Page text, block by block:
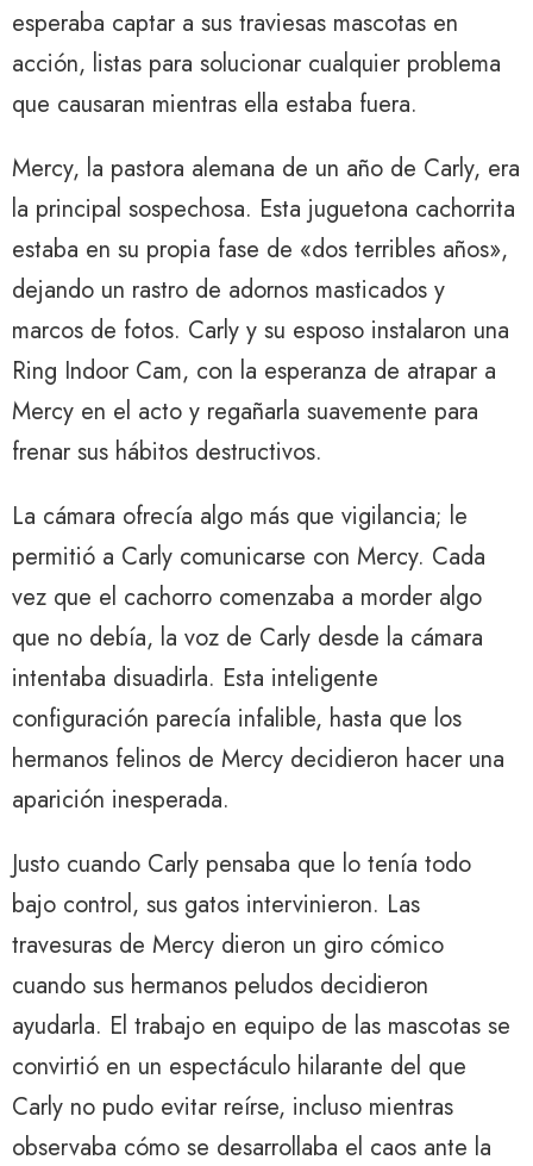
esperaba captar a sus traviesas mascotas en
acción, listas para solucionar cualquier problema
que causaran mientras ella estaba fuera.
Mercy, la pastora alemana de un año de Carly, era
la principal sospechosa. Esta juguetona cachorrita
estaba en su propia fase de «dos terribles años»,
dejando un rastro de adornos masticados y
marcos de fotos. Carly y su esposo instalaron una
Ring Indoor Cam, con la esperanza de atrapar a
Mercy en el acto y regañarla suavemente para
frenar sus hábitos destructivos.
La cámara ofrecía algo más que vigilancia; le
permitió a Carly comunicarse con Mercy. Cada
vez que el cachorro comenzaba a morder algo
que no debía, la voz de Carly desde la cámara
intentaba disuadirla. Esta inteligente
configuración parecía infalible, hasta que los
hermanos felinos de Mercy decidieron hacer una
aparición inesperada.
Justo cuando Carly pensaba que lo tenía todo
bajo control, sus gatos intervinieron. Las
travesuras de Mercy dieron un giro cómico
cuando sus hermanos peludos decidieron
ayudarla. El trabajo en equipo de las mascotas se
convirtió en un espectáculo hilarante del que
Carly no pudo evitar reírse, incluso mientras
observaba cómo se desarrollaba el caos ante la